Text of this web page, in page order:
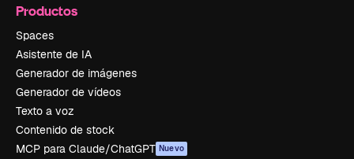
Productos
Spaces
Asistente de IA
Generador de imágenes
Generador de vídeos
Texto a voz
Contenido de stock
MCP para Claude/ChatGPT Nuevo